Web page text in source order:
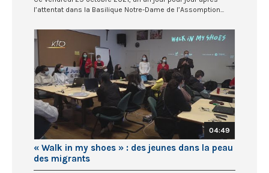
l’attentat dans la Basilique Notre-Dame de l’Assomption...
04:49
« Walk in my shoes » : des jeunes dans la peau
des migrants